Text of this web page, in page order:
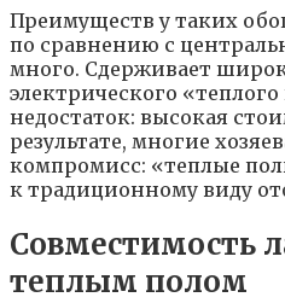
Преимуществ у таких
по сравнению с
много. Сдерживает
электрического
недостаток: высокая
результате, многие
компромисс: «теплые
к традиционному виду
Совместимость
теплым полом